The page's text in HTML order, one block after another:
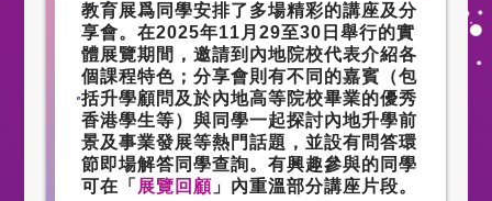
教育展爲同學安排了多場精彩的講座及分
享會。在2025年11月29至30日舉行的實
體展覽期間，邀請到內地院校代表介紹各
個課程特色；分享會則有不同的嘉賓（包
括升學顧問及於內地高等院校畢業的優秀
香港學生等）與同學一起探討內地升學前
景及事業發展等熱門話題，並設有問答環
節即場解答同學查詢。有興趣參與的同學
可在「 展覽回顧」內重溫部分講座片段。